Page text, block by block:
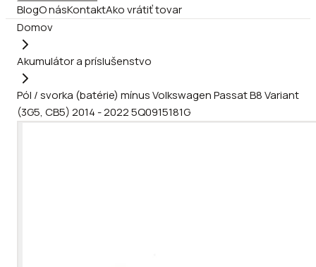
BlogO násKontaktAko vrátiť tovar
Domov
Akumulátor a príslušenstvo
Pól / svorka (batérie) mínus Volkswagen Passat B8 Variant
(3G5, CB5) 2014 - 2022 5Q0915181G